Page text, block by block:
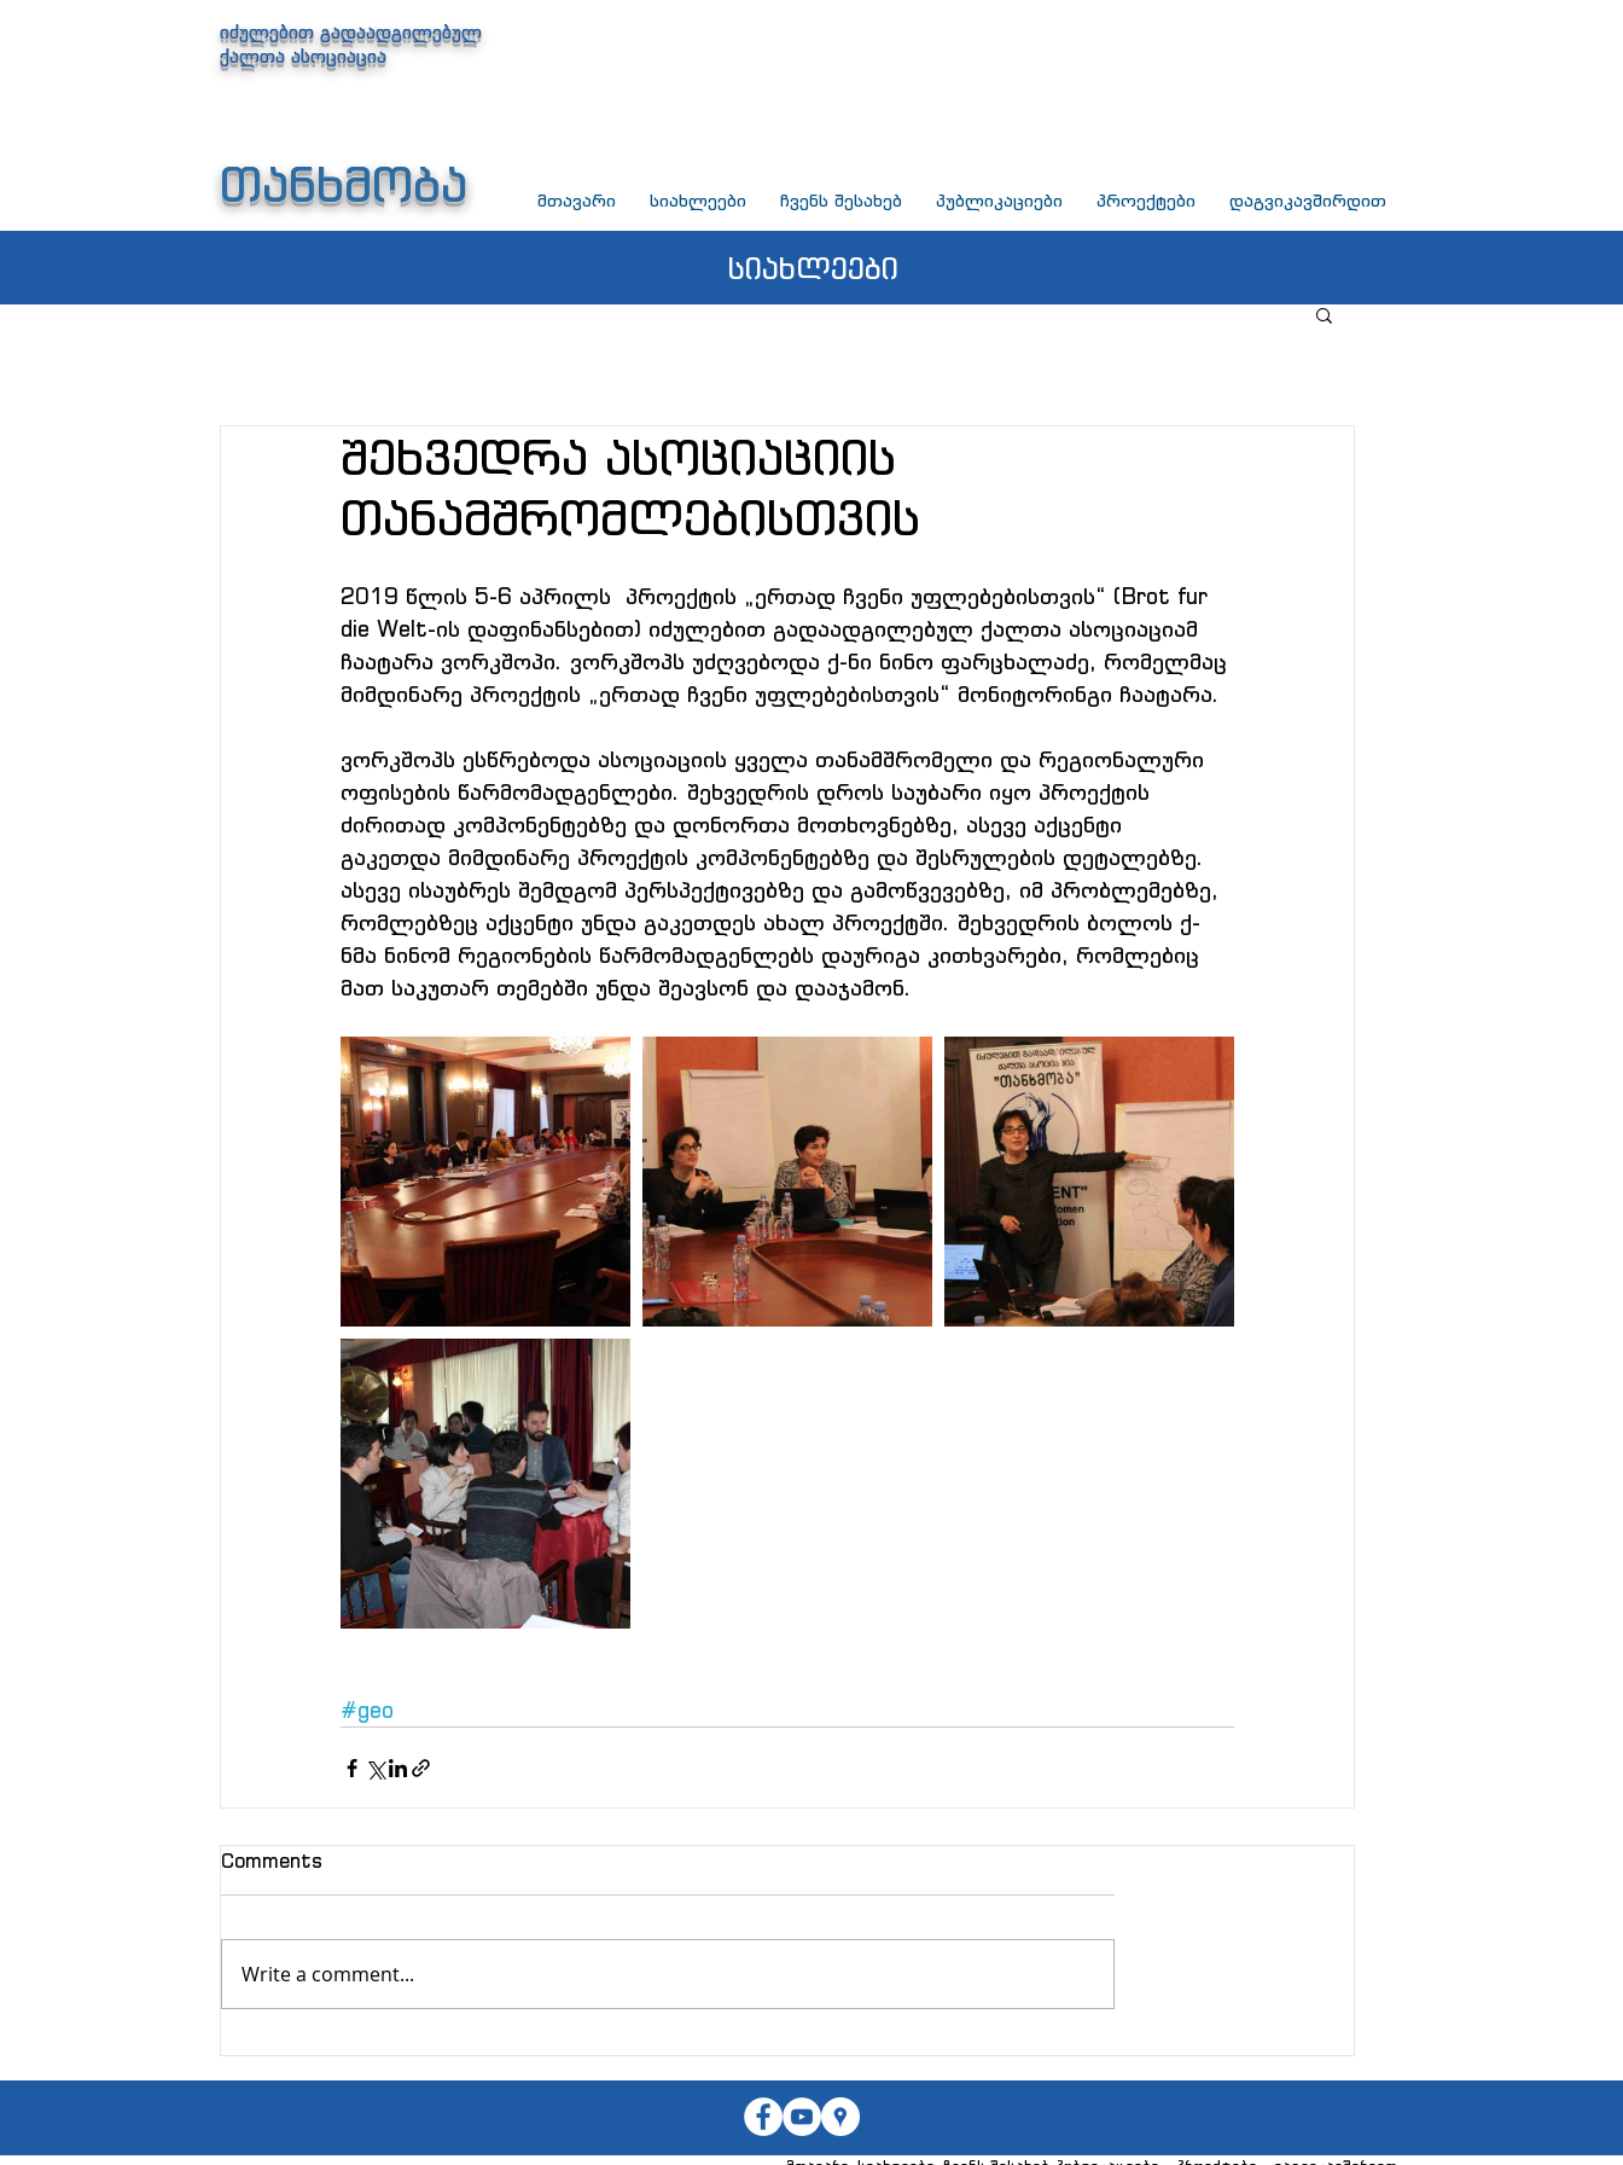
იძულებით გადაადგილებულ
ქალთა ასოციაცია
თანხმობა მთავარი სიახლეები ჩვენს შესახებ პუბლიკაციები პროექტები დაგვიკავშირდით
სიახლეები
შეხვედრა ასოციაციის
თანამშრომლებისთვის
2019 წლის 5-6 აპრილს  პროექტის „ერთად ჩვენი უფლებებისთვის“ (Brot fur
die Welt-ის დაფინანსებით) იძულებით გადაადგილებულ ქალთა ასოციაციამ
ჩაატარა ვორკშოპი. ვორკშოპს უძღვებოდა ქ-ნი ნინო ფარცხალაძე, რომელმაც
მიმდინარე პროექტის „ერთად ჩვენი უფლებებისთვის“ მონიტორინგი ჩაატარა.
ვორკშოპს ესწრებოდა ასოციაციის ყველა თანამშრომელი და რეგიონალური
ოფისების წარმომადგენლები. შეხვედრის დროს საუბარი იყო პროექტის
ძირითად კომპონენტებზე და დონორთა მოთხოვნებზე, ასევე აქცენტი
გაკეთდა მიმდინარე პროექტის კომპონენტებზე და შესრულების დეტალებზე.
ასევე ისაუბრეს შემდგომ პერსპექტივებზე და გამოწვევებზე, იმ პრობლემებზე,
რომლებზეც აქცენტი უნდა გაკეთდეს ახალ პროექტში. შეხვედრის ბოლოს ქ-
ნმა ნინომ რეგიონების წარმომადგენლებს დაურიგა კითხვარები, რომლებიც
მათ საკუთარ თემებში უნდა შეავსონ და დააჯამონ.
#geo
Comments
Write a comment...